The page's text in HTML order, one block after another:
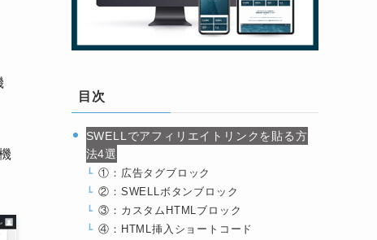
目次
SWELLでアフィリエイトリンクを貼る方
法4選
①：広告タグブロック
②：SWELLボタンブロック
③：カスタムHTMLブロック
④：HTML挿入ショートコード